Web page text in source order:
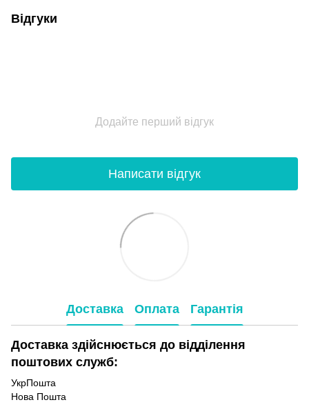
Відгуки
Додайте перший відгук
Написати відгук
Доставка Оплата Гарантія
Доставка здійснюється до відділення
поштових служб:
УкрПошта
Нова Пошта